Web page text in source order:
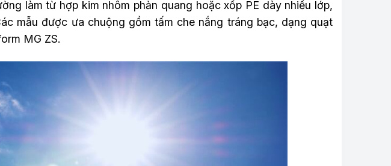
làm từ hợp kim nhôm phản quang hoặc xốp PE dày nhiều lớp,
mẫu được ưa chuộng gồm tấm che nắng tráng bạc, dạng quạt
MG ZS.